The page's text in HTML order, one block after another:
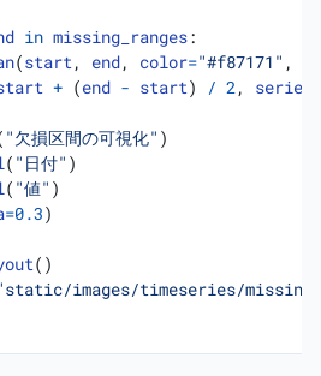
in missing_ranges:
(start, end, color="#f87171" ,
+ (end - start) / 2, series
"欠損区間の可視化" )
( "日付" )
( "値" )
=0.3)
()
images/timeseries/